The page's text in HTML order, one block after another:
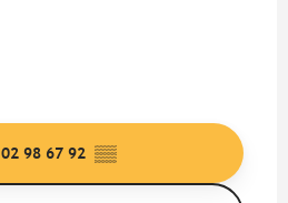
02 98 67 92 ▒▒